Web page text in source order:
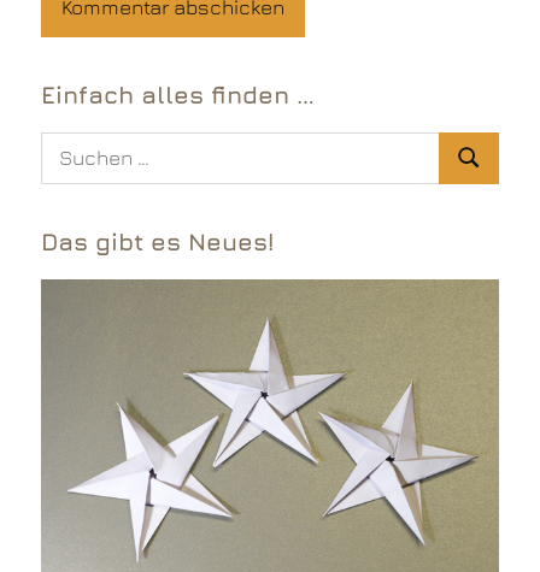
Einfach alles finden …
Suchen
nach:
Suchen
Das gibt es Neues!